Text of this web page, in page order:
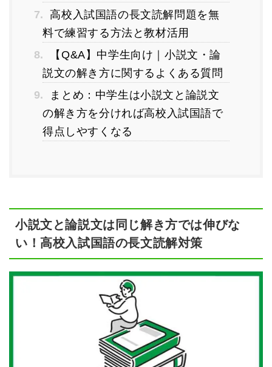
7. 高校入試国語の長文読解問題を無
料で練習する方法と教材活用
8.
【Q&A】中学生向け｜小説文・論
説文の解き方に関するよくある質問
9.
まとめ：中学生は小説文と論説文
の解き方を分ければ高校入試国語で
得点しやすくなる
小説文と論説文は同じ解き方では伸びな
い！高校入試国語の長文読解対策